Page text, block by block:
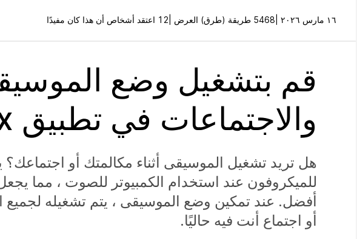
١٦ مارس ٢٠٢٦ | 5468 طريقة (طرق) العرض | 12 اعتقد أشخاص أن هذا كان مفيدًا
قم بتشغيل وضع
والاجتماعات في تطبيق Webex
هل تريد تشغيل الموسيقى أثناء مكالمتك أو
للميكروفون عند استخدام الكمبيوتر للصوت ، مما
أفضل. عند تمكين وضع الموسيقى ، يتم تشغيله لجميع
أو اجتماع أنت فيه حاليًا.